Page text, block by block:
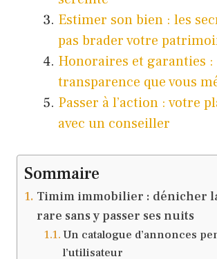
Estimer son bien : les
pas brader votre
Honoraires et garanties :
transparence que vous
Passer à l’action : votre
avec un conseiller
Sommaire
Timim immobilier : dénicher
rare sans y passer ses nuits
Un catalogue d’annonces
l’utilisateur